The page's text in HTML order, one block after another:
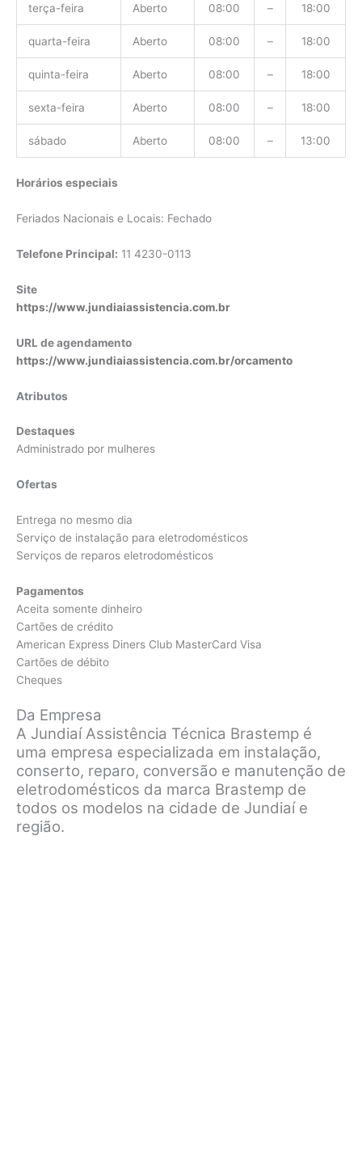
terça-feira Aberto 08:00 – 18:00
quarta-feira Aberto 08:00 – 18:00
quinta-feira Aberto 08:00 – 18:00
sexta-feira Aberto 08:00 – 18:00
sábado Aberto 08:00 – 13:00
Horários especiais
Feriados Nacionais e Locais: Fechado
Telefone Principal: 11 4230-0113
Site
https://www.jundiaiassistencia.com.br
URL de agendamento
https://www.jundiaiassistencia.com.br/orcamento
Atributos
Destaques
Administrado por mulheres
Ofertas
Entrega no mesmo dia
Serviço de instalação para eletrodomésticos
Serviços de reparos eletrodomésticos
Pagamentos
Aceita somente dinheiro
Cartões de crédito
American Express Diners Club MasterCard Visa
Cartões de débito
Cheques
Da Empresa
A Jundiaí Assistência Técnica Brastemp é
uma empresa especializada em instalação,
conserto, reparo, conversão e manutenção de
eletrodomésticos da marca Brastemp de
todos os modelos na cidade de Jundiaí e
região.